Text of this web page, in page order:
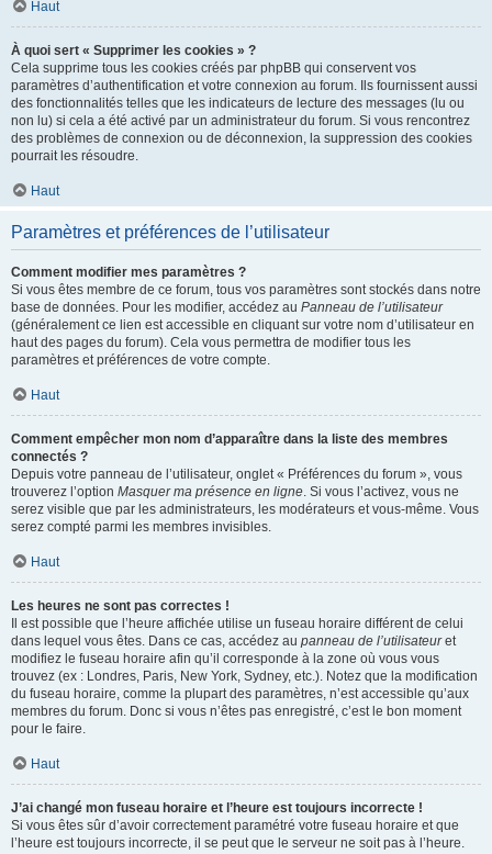
Haut
À quoi sert « Supprimer les cookies » ?
Cela supprime tous les cookies créés par phpBB qui conservent vos
paramètres d’authentification et votre connexion au forum. Ils fournissent aussi
des fonctionnalités telles que les indicateurs de lecture des messages (lu ou
non lu) si cela a été activé par un administrateur du forum. Si vous rencontrez
des problèmes de connexion ou de déconnexion, la suppression des cookies
pourrait les résoudre.
Haut
Paramètres et préférences de l’utilisateur
Comment modifier mes paramètres ?
Si vous êtes membre de ce forum, tous vos paramètres sont stockés dans notre
base de données. Pour les modifier, accédez au Panneau de l’utilisateur
(généralement ce lien est accessible en cliquant sur votre nom d’utilisateur en
haut des pages du forum). Cela vous permettra de modifier tous les
paramètres et préférences de votre compte.
Haut
Comment empêcher mon nom d’apparaître dans la liste des membres
connectés ?
Depuis votre panneau de l’utilisateur, onglet « Préférences du forum », vous
trouverez l’option Masquer ma présence en ligne. Si vous l’activez, vous ne
serez visible que par les administrateurs, les modérateurs et vous-même. Vous
serez compté parmi les membres invisibles.
Haut
Les heures ne sont pas correctes !
Il est possible que l’heure affichée utilise un fuseau horaire différent de celui
dans lequel vous êtes. Dans ce cas, accédez au panneau de l’utilisateuret
modifiez le fuseau horaire afin qu’il corresponde à la zone où vous vous
trouvez (ex : Londres, Paris, New York, Sydney, etc.). Notez que la modification
du fuseau horaire, comme la plupart des paramètres, n’est accessible qu’aux
membres du forum. Donc si vous n’êtes pas enregistré, c’est le bon moment
pour le faire.
Haut
J’ai changé mon fuseau horaire et l’heure est toujours incorrecte !
Si vous êtes sûr d’avoir correctement paramétré votre fuseau horaire et que
l’heure est toujours incorrecte, il se peut que le serveur ne soit pas à l’heure.